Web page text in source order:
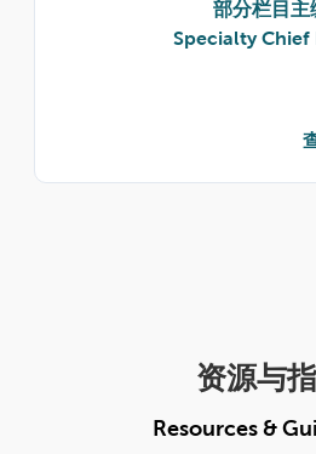
部分栏目主
Specialty Chief
资源与
Resources &